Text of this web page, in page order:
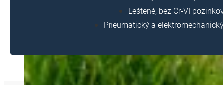
Leštené, bez Cr-VI
Pneumatický a